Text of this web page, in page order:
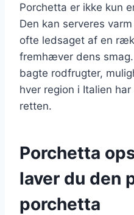
Porchetta er ikke kun
Den kan serveres
ofte ledsaget af en
fremhæver dens
bagte rodfrugter,
hver region i Italien
retten.
Porchetta
laver du den
porchetta